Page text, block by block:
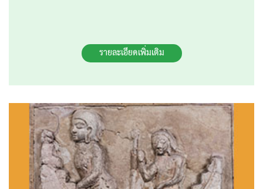
รายละเอียดเพิ่มเติม